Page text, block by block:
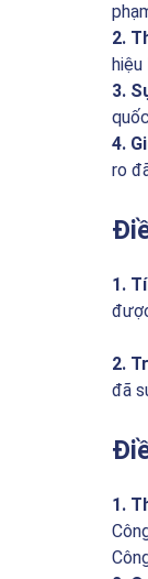
2.
3.
4.
ro
1.
2.
đã
1.